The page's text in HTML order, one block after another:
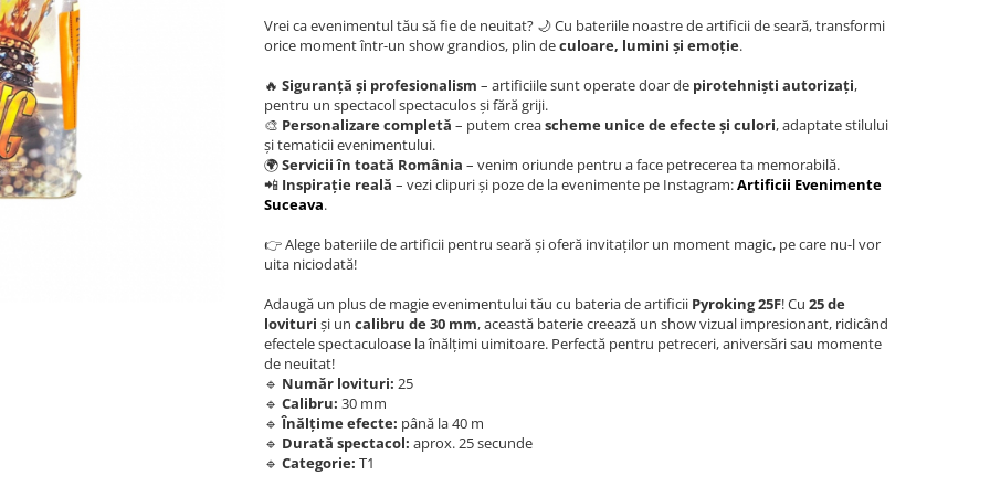
Vrei ca evenimentul tău să fie de neuitat? 🌙 Cu bateriile noastre de artificii de seară, transformi
orice moment într-un show grandios, plin deculoare, lumini și emoție.
🔥 Siguranță și profesionalism – artificiile sunt operate doar de pirotehniști autorizați,
pentru un spectacol spectaculos și fără griji.
🎨 Personalizare completă – putem creascheme unice de efecte și culori, adaptate stilului
și tematicii evenimentului.
🌍Servicii în toată România – venim oriunde pentru a face petrecerea ta memorabilă.
📲 Inspirație reală – vezi clipuri și poze de la evenimente pe Instagram:Artificii Evenimente
Suceava.
👉 Alege bateriile de artificii pentru seară și oferă invitaților un moment magic, pe care nu-l vor
uita niciodată!
Adaugă un plus de magie evenimentului tău cu bateria de artificii Pyroking 25F! Cu 25 de
lovituri și un calibru de 30 mm, această baterie creează un show vizual impresionant, ridicând
efectele spectaculoase la înălțimi uimitoare. Perfectă pentru petreceri, aniversări sau momente
de neuitat!
🔹 Număr lovituri: 25
🔹 Calibru: 30 mm
🔹Înălțime efecte: până la 40 m
🔹 Durată spectacol: aprox. 25 secunde
🔹 Categorie: T1